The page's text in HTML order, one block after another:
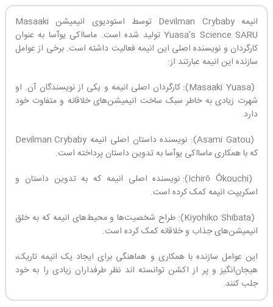
انیمه Devilman Crybaby توسط استودیوی انیمیشن Masaaki
Yuasa’s Science SARU تولید شده است. ماسااکی یوآسا به عنوان
کارگردان و نویسنده اصلی این انیمه فعالیت داشته است. برخی از عوامل
سازنده این انیمه عبارتند از:
(Masaaki Yuasa): کارگردان اصلی انیمه و یکی از نویسندگان آن. او
شهرت زیادی به خاطر سبک ساخت انیمیشن‌های خلاقانه و متفاوت خود
دارد.
(Asami Gatou): نویسنده داستان اصلی انیمه Devilman Crybaby
که با همکاری ماسااکی یوآسا به تدوین داستان پرداخته است.
(Ichirō Ōkouchi): نویسنده اصلی انیمه که به تدوین داستان و
اسکریپت انیمه کمک کرده است.
(Kiyohiko Shibata): طراح شخصیت‌ها و محیط‌های انیمه که به خلق
انیمیشن‌های جذاب و خلاقانه کمک کرده است.
این عوامل سازنده با همکاری و هماهنگی برای ایجاد یک انیمه تاریک،
هیجان‌انگیز و پر از اکشن توانسته اند نظر طرفداران زیادی را به خود
جلب کنند.